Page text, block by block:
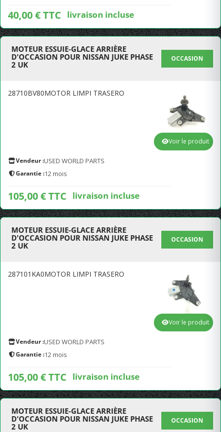
40,00 € TTC livraison incluse
MOTEUR ESSUIE-GLACE ARRIÈRE
D'OCCASION POUR NISSAN JUKE PHASE
2 UK
OCCASION
28710BV80MOTOR LIMPI TRASERO
Vendeur :USED WORLD PARTS
Garantie :12 mois
105,00 € TTC livraison incluse
Voir le produit
MOTEUR ESSUIE-GLACE ARRIÈRE
D'OCCASION POUR NISSAN JUKE PHASE
2 UK
OCCASION
287101KA0MOTOR LIMPI TRASERO
Vendeur :USED WORLD PARTS
Garantie :12 mois
105,00 € TTC livraison incluse
Voir le produit
MOTEUR ESSUIE-GLACE ARRIÈRE
D'OCCASION POUR NISSAN JUKE PHASE
2 UK
OCCASION